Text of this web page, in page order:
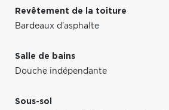
Revêtement de la toiture
Bardeaux d'asphalte
Salle de bains
Douche indépendante
Sous-sol